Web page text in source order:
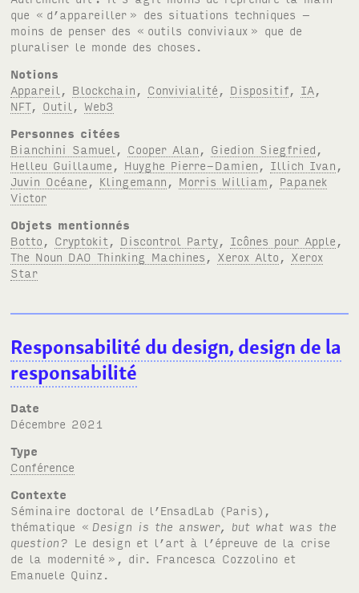
que « d’appareiller » des situations techniques –
moins de penser des « outils conviviaux » que de
pluraliser le monde des choses.
Notions
Appareil , Blockchain , Convivialité , Dispositif, IA,
NFT, Outil ,Web3
Personnes citées
Bianchini Samuel , Cooper Alan , Giedion Siegfried ,
Helleu Guillaume , Huyghe Pierre-Damien , Illich Ivan ,
Juvin Océane , Klingemann , Morris William , Papanek
Victor
Objets mentionnés
Botto , Cryptokit , Discontrol Party, Icônes pour Apple ,
The Noun DAO Thinking Machines , Xerox Alto , Xerox
Star
Responsabilité du design, design de la
responsabilité
Date
décembre 2021
Type
Conférence
Contexte
Séminaire doctoral de l’EnsadLab (Paris),
thématique « Design is the answer, but what was the
question? Le design et l’art à l’épreuve de la crise
de la modernité », dir. Francesca Cozzolino et
Emanuele Quinz.